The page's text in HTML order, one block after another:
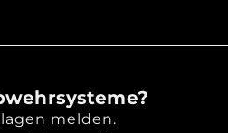
melden.